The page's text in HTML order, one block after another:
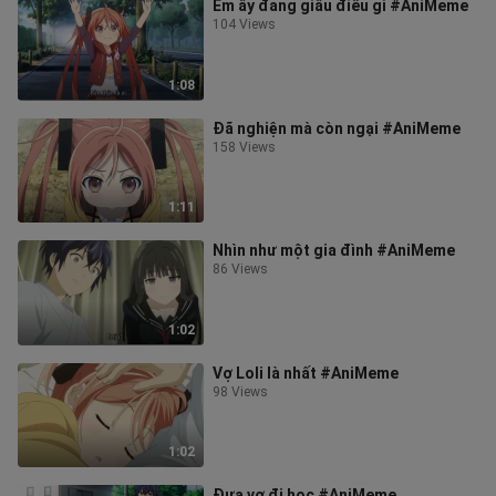
1:08
Em ấy đang giấu điều gì #AniMeme
104 Views
1:11
Đã nghiện mà còn ngại #AniMeme
158 Views
1:02
Nhìn như một gia đình #AniMeme
86 Views
1:02
Vợ Loli là nhất #AniMeme
98 Views